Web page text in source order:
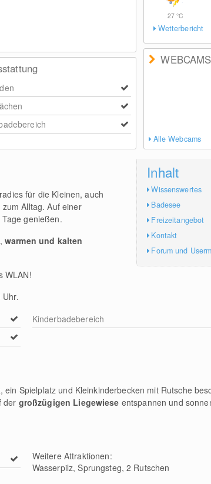
27°C
Wetterbericht
WEBCAMS
Alle Webcams
Inhalt
Wissenswertes
Badesee
Freizeitangebot
Kontakt
Forum und
für die Kleinen, auch
Alltag. Auf einer
genießen.
warmen und kalten
WLAN!
Kinderbadebereich
Spielplatz und Kleinkinderbecken mit Rutsche
der großzügigen Liegewiese entspannen und
Weitere Attraktionen:
Wasserpilz, Sprungsteg, 2 Rutschen